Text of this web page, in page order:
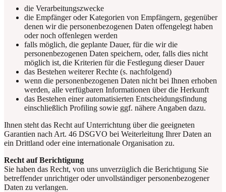
die Verarbeitungszwecke
die Empfänger oder Kategorien von Empfängern, gegenüber
denen wir die personenbezogenen Daten offengelegt haben
oder noch offenlegen werden
falls möglich, die geplante Dauer, für die wir die
personenbezogenen Daten speichern, oder, falls dies nicht
möglich ist, die Kriterien für die Festlegung dieser Dauer
das Bestehen weiterer Rechte (s. nachfolgend)
wenn die personenbezogenen Daten nicht bei Ihnen erhoben
werden, alle verfügbaren Informationen über die Herkunft
das Bestehen einer automatisierten Entscheidungsfindung
einschließlich Profiling sowie ggf. nähere Angaben dazu.
Ihnen steht das Recht auf Unterrichtung über die geeigneten
Garantien nach Art. 46 DSGVO bei Weiterleitung Ihrer Daten an
ein Drittland oder eine internationale Organisation zu.
Recht auf Berichtigung
Sie haben das Recht, von uns unverzüglich die Berichtigung Sie
betreffender unrichtiger oder unvollständiger personenbezogener
Daten zu verlangen.